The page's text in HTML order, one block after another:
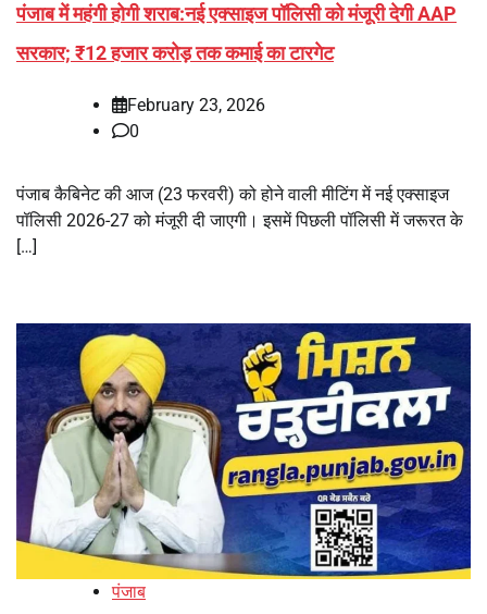
पंजाब में महंगी होगी शराब:नई एक्साइज पॉलिसी को मंजूरी देगी AAP
सरकार; ₹12 हजार करोड़ तक कमाई का टारगेट
February 23, 2026
0
पंजाब कैबिनेट की आज (23 फरवरी) को होने वाली मीटिंग में नई एक्साइज
पॉलिसी 2026-27 को मंजूरी दी जाएगी। इसमें पिछली पॉलिसी में जरूरत के
[…]
पंजाब